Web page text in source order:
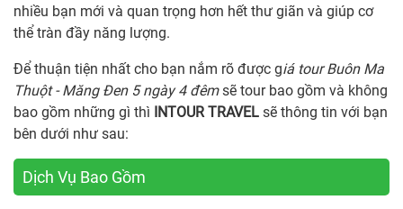
nhiều bạn mới và quan trọng hơn hết thư giãn và giúp cơ
thể tràn đầy năng lượng.
Để thuận tiện nhất cho bạn nắm rõ được giá tour Buôn Ma
Thuột - Măng Đen 5 ngày 4 đêmsẽ tour bao gồm và không
bao gồm những gì thì INTOUR TRAVEL sẽ thông tin với bạn
bên dưới như sau:
Dịch Vụ Bao Gồm